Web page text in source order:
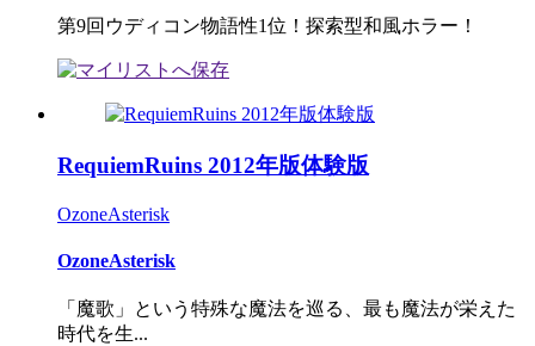
第9回ウディコン物語性1位！探索型和風ホラー！
RequiemRuins 2012年版体験版
OzoneAsterisk
OzoneAsterisk
「魔歌」という特殊な魔法を巡る、最も魔法が栄えた
時代を生...